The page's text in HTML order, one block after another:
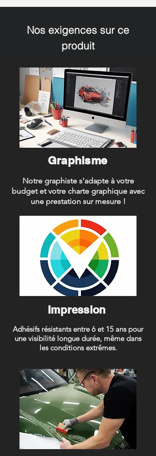
Nos exigences sur ce
produit
Graphisme
Notre graphiste s'adapte à votre
budget et votre charte graphique avec
une prestation sur mesure !
Impression
Adhésifs résistants entre 6 et 15 ans pour
une visibilité longue durée, même dans
les conditions extrêmes.